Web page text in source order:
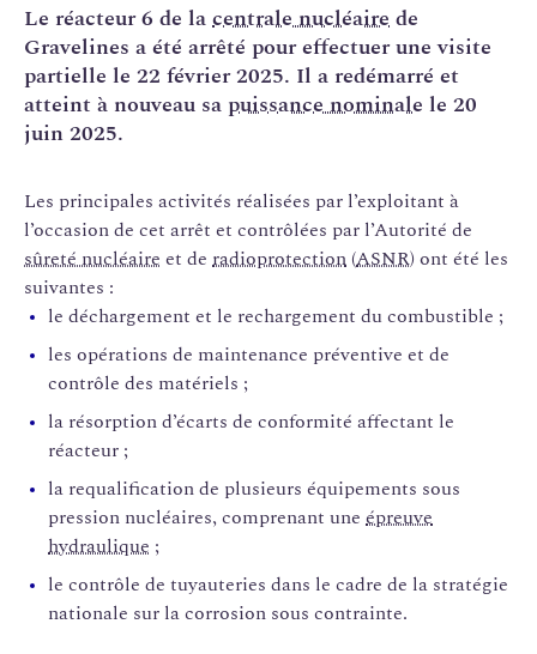
Le réacteur 6 de lacentrale nucléairede
Gravelines a été arrêté pour effectuer une visite
partielle le 22 février 2025. Il a redémarré et
atteint à nouveau sa puissance nominale le 20
juin 2025.
Les principales activités réalisées par l’exploitant à
l’occasion de cet arrêt et contrôlées par l’Autorité de
sûreté nucléaire et de radioprotection (ASNR) ont été les
suivantes :
le déchargement et le rechargement du combustible ;
les opérations de maintenance préventive et de
contrôle des matériels ;
la résorption d’écarts de conformité affectant le
réacteur ;
la requalification de plusieurs équipements sous
pression nucléaires, comprenant une épreuve
hydraulique ;
le contrôle de tuyauteries dans le cadre de la stratégie
nationale sur la corrosion sous contrainte.